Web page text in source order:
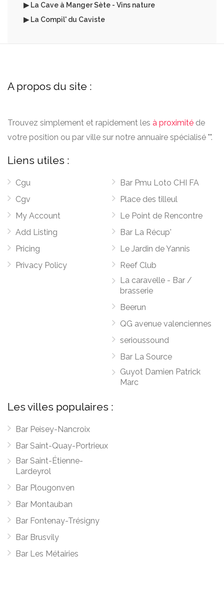
▶ La Cave à Manger Sète - Vins nature
▶ La Compil' du Caviste
A propos du site :
Trouvez simplement et rapidement les à proximité de
votre position ou par ville sur notre annuaire spécialisé "".
Liens utiles :
Cgu
Cgv
My Account
Add Listing
Pricing
Privacy Policy
Bar Pmu Loto CHI FA
Place des tilleul
Le Point de Rencontre
Bar La Récup'
Le Jardin de Yannis
Reef Club
La caravelle - Bar /
brasserie
Beerun
QG avenue valenciennes
serioussound
Bar La Source
Guyot Damien Patrick
Marc
Les villes populaires :
Bar Peisey-Nancroix
Bar Saint-Quay-Portrieux
Bar Saint-Étienne-
Lardeyrol
Bar Plougonven
Bar Montauban
Bar Fontenay-Trésigny
Bar Brusvily
Bar Les Métairies